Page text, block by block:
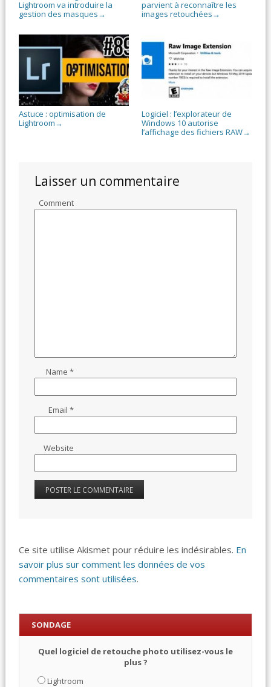
Lightroom va introduire la
gestion des masques →
parvient à reconnaître les
images retouchées →
Astuce : optimisation de
Lightroom →
Logiciel : l’explorateur de
Windows 10 autorise
l’affichage des fichiers RAW→
Laisser un commentaire
Comment
Name*
Email*
Website
Ce site utilise Akismet pour réduire les indésirables. En
savoir plus sur comment les données de vos
commentaires sont utilisées.
SONDAGE
Quel logiciel de retouche photo utilisez-vous le
plus ?
Lightroom